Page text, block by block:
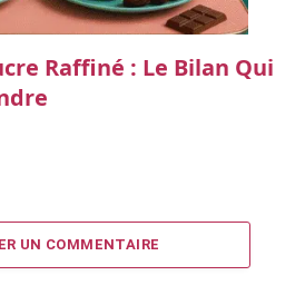
Raffiné : Le Bilan Qui
UN COMMENTAIRE